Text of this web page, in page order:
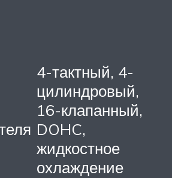
4-тактный, 4-
цилиндровый,
16-клапанный,
DOHC,
жидкостное
охлаждение